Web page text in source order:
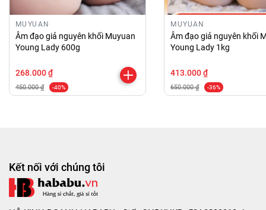
MUYUAN
Âm đạo giả nguyên khối Muyuan
Young Lady 600g
268.000 ₫
450.000 ₫ -40%
MUYUAN
Âm đạo giả nguyên khối
Young Lady 1kg
413.000 ₫
650.000 ₫ -36%
Kết nối với chúng tôi